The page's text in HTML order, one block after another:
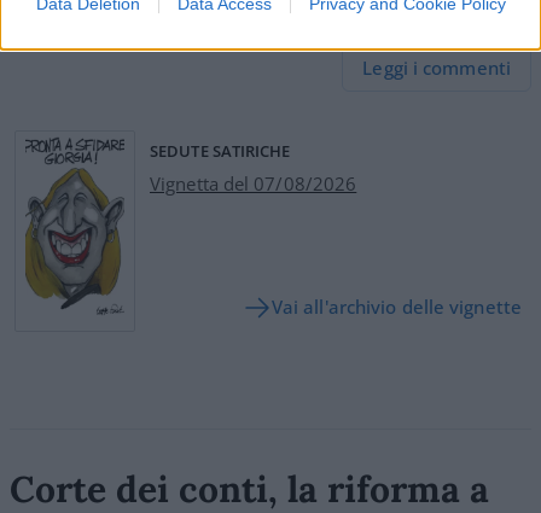
Leggi i commenti
SEDUTE SATIRICHE
Vignetta del 07/08/2026
Vai all'archivio delle vignette
Corte dei conti, la riforma a